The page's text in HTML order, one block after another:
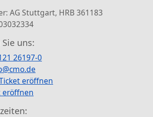
AG Stuttgart, HRB 361183
uns:
26197-0
eröffnen
eröffnen